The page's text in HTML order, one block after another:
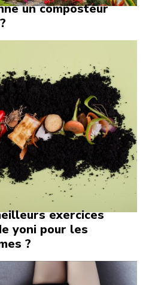
un composteur
?
exercices
yoni pour les
?